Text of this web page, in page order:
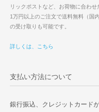
リックポストなど、お荷物に合わせ
1万円以上のご注文で送料無料（国
の受け取りも可能です。
詳しくは、こちら
支払い方法について
銀行振込、クレジットカード